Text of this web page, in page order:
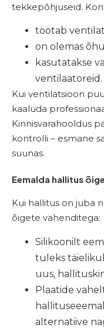
tekkepõhjuseid.
töötab
on olemas
kasutatakse
ventilaatoreid.
Kui ventilatsioon
kaaluda
Kinnisvarahooldus
kontrolli – esmane
suunas.
Eemalda hallitus
Kui hallitus on juba
õigete vahenditega:
Silikoonilt
tuleks
uus,
Plaatide
alternatiive